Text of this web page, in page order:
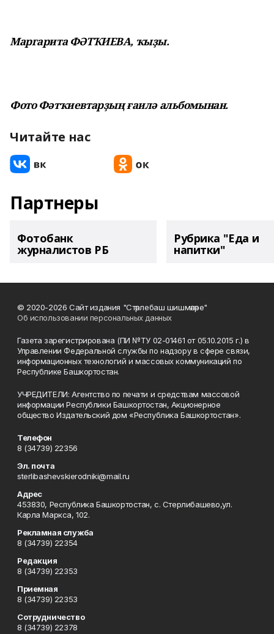
Маргарита ФӘТҠИЕВА, ҡыҙы.
Фото Фәтҡиевтарҙың ғаилә альбомынан.
Читайте нас
Партнеры
Фотобанк
журналистов РБ
Рубрика "Еда и
напитки"
© 2020-2026 Сайт издания "Стәрлебаш шишмәләре"
Об использовании персональных данных
Газета зарегистрирована (ПИ №ТУ 02-01461 от 05.10.2015 г.) в
Управлении Федеральной службы по надзору в сфере связи,
информационных технологий и массовых коммуникаций по
Республике Башкортостан.
УЧРЕДИТЕЛИ: Агентство по печати и средствам массовой
информации Республики Башкортостан, Акционерное
общество Издательский дом «Республика Башкортостан».
Телефон
8 (34739) 22356
Эл. почта
sterlibashevskierodniki@mail.ru
Адрес
453830, Республика Башкортостан, c. Стерлибашево,ул.
Карла Маркса, 102.
Рекламная служба
8 (34739) 22354
Редакция
8 (34739) 22353
Приемная
8 (34739) 22353
Сотрудничество
8 (34739) 22378